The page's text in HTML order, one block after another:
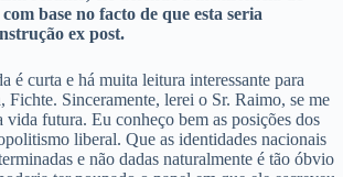
base no facto de que esta seria
ex post.
é curta e há muita leitura interessante para
Fichte. Sinceramente, lerei o Sr. Raimo, se me
vida futura. Eu conheço bem as posições dos
liberal. Que as identidades nacionais
e não dadas naturalmente é tão óbvio